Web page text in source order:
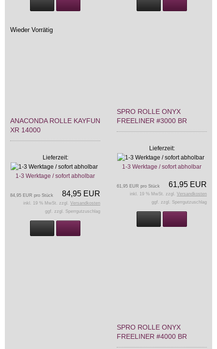
Wieder Vorrätig
ANACONDA ROLLE KAYFUN
XR 14000
Lieferzeit:
1-3 Werktage / sofort abholbar
84,95 EUR
84,95 EUR pro Stück
inkl. 19 % MwSt. zzgl. Versandkosten
ggf. zzgl. Sperrgutzuschlag
SPRO ROLLE ONYX
FREELINER #3000 BR
Lieferzeit:
1-3 Werktage / sofort abholbar
61,95 EUR
61,95 EUR pro Stück
inkl. 19 % MwSt. zzgl. Versandkosten
ggf. zzgl. Sperrgutzuschlag
SPRO ROLLE ONYX
FREELINER #4000 BR